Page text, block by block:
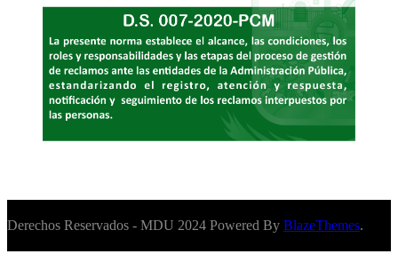
Derechos Reservados - MDU 2024 Powered By BlazeThemes.